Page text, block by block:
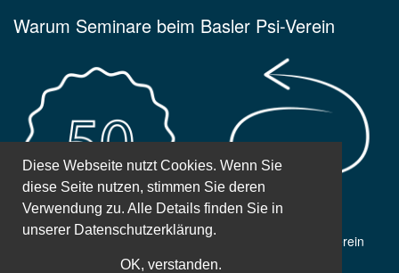
Diese Webseite nutzt Cookies. Wenn Sie
diese Seite nutzen, stimmen Sie deren
Verwendung zu. Alle Details finden Sie in
unserer Datenschutzerklärung.
OK, verstanden.
Warum Seminare beim Basler Psi-Verein
Gemeinnütziger Verein